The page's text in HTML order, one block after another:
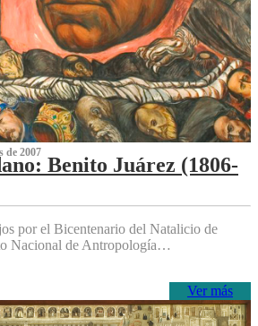
de 2007
Benito Juárez (1806-
por el Bicentenario del Natalicio de
Nacional de Antropología…
Ver más